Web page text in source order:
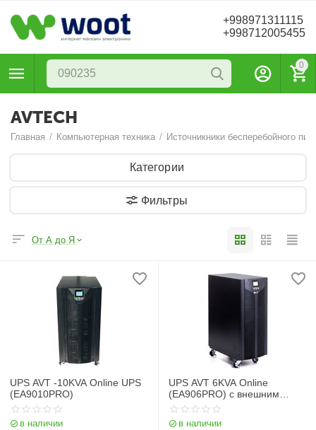
+998971311115
+998712005455
0
AVTECH
Главная / Компьютерная техника / Источникники бесперебойного
Категории
Фильтры
От А до Я
UPS AVT -10KVA Online UPS
(EA9010PRO)
в наличии
UPS AVT 6KVA Online
(EA906PRO) с внешним
Аккумуляторным блоком
38AHx16
в наличии